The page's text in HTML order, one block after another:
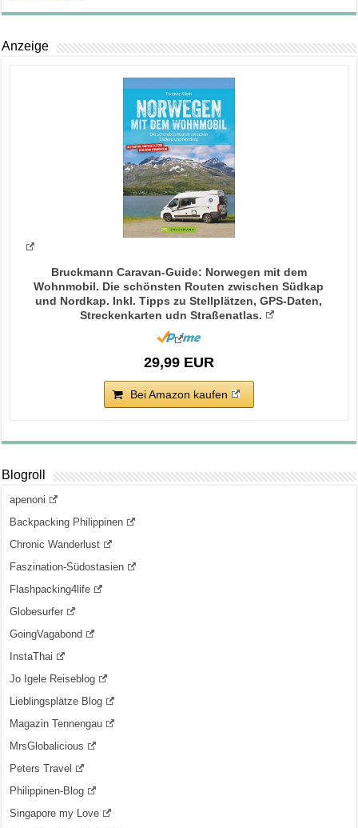
Anzeige
Bruckmann Caravan-Guide: Norwegen mit dem
Wohnmobil. Die schönsten Routen zwischen Südkap
und Nordkap. Inkl. Tipps zu Stellplätzen, GPS-Daten,
Streckenkarten udn Straßenatlas.
29,99 EUR
Bei Amazon kaufen
Blogroll
apenoni
Backpacking Philippinen
Chronic Wanderlust
Faszination-Südostasien
Flashpacking4life
Globesurfer
GoingVagabond
InstaThai
Jo Igele Reiseblog
Lieblingsplätze Blog
Magazin Tennengau
MrsGlobalicious
Peters Travel
Philippinen-Blog
Singapore my Love